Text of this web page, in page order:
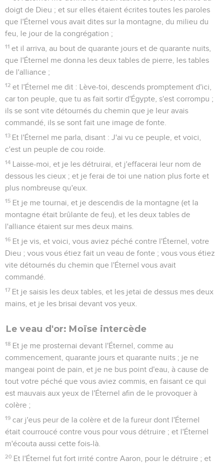
doigt de Dieu ; et sur elles étaient écrites toutes les paroles
que l'Éternel vous avait dites sur la montagne, du milieu du
feu, le jour de la congrégation ;
11 et il arriva, au bout de quarante jours et de quarante nuits,
que l'Éternel me donna les deux tables de pierre, les tables
de l'alliance ;
12 et l'Éternel me dit : Lève-toi, descends promptement d'ici,
car ton peuple, que tu as fait sortir d'Égypte, s'est corrompu ;
ils se sont vite détournés du chemin que je leur avais
commandé, ils se sont fait une image de fonte.
13 Et l'Éternel me parla, disant : J'ai vu ce peuple, et voici,
c'est un peuple de cou roide.
14 Laisse-moi, et je les détruirai, et j'effacerai leur nom de
dessous les cieux ; et je ferai de toi une nation plus forte et
plus nombreuse qu'eux.
15 Et je me tournai, et je descendis de la montagne (et la
montagne était brûlante de feu), et les deux tables de
l'alliance étaient sur mes deux mains.
16 Et je vis, et voici, vous aviez péché contre l'Éternel, votre
Dieu ; vous vous étiez fait un veau de fonte ; vous vous étiez
vite détournés du chemin que l'Éternel vous avait
commandé.
17 Et je saisis les deux tables, et les jetai de dessus mes deux
mains, et je les brisai devant vos yeux.
Le veau d'or: Moïse intercède
18 Et je me prosternai devant l'Éternel, comme au
commencement, quarante jours et quarante nuits ; je ne
mangeai point de pain, et je ne bus point d'eau, à cause de
tout votre péché que vous aviez commis, en faisant ce qui
est mauvais aux yeux de l'Éternel afin de le provoquer à
colère ;
19 car j'eus peur de la colère et de la fureur dont l'Éternel
était courroucé contre vous pour vous détruire ; et l'Éternel
m'écouta aussi cette fois-là.
20 Et l'Éternel fut fort irrité contre Aaron, pour le détruire ; et